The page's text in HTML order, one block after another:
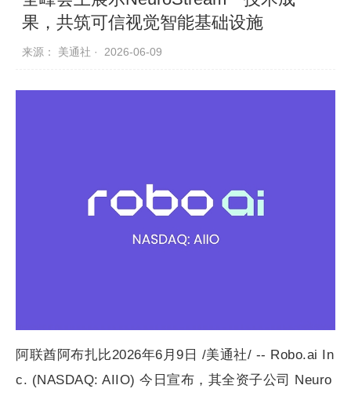
果，共筑可信视觉智能基础设施
来源： 美通社 · 2026-06-09
阿联酋阿布扎比2026年6月9日 /美通社/ -- Robo.ai In
c. (NASDAQ: AIIO) 今日宣布，其全资子公司 Neuro